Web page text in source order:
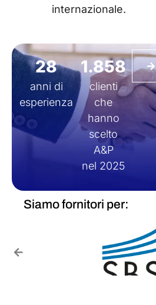
internazionale.
anni di
esperienza
28
clienti
che
hanno
scelto
A&P
nel 2025
1.858
Siamo fornitori per: